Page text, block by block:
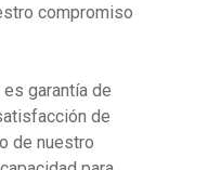
compromiso
garantía de
de
de nuestro